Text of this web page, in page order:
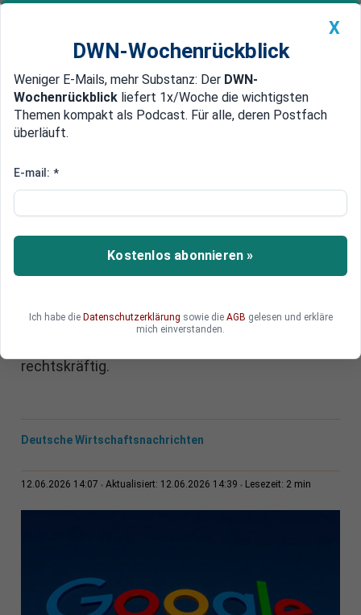
Newsticker MEIN DWN: Geldanlage Premium
Edelmetalle DWN-Magazin China
Urteil in München: Google haftet
Das Landgericht München I hat ein
wegweisendes Urteil für das digitale Zeitalter
gefällt: Der Suchmaschinenkonzern Google kann
werden, die durch seine Künstliche Intelligenz
generiert wurden. Das Urteil gegen die KI-
rechtskräftig.
Deutsche Wirtschaftsnachrichten
12.06.2026 14:07 Aktualisiert: 12.06.2026 14:39 Lesezeit: 2 min
X
DWN-Wochenrückblick
Weniger E-Mails, mehr Substanz: Der DWN-
Wochenrückblick liefert 1x/Woche die wichtigsten
Themen kompakt als Podcast. Für alle, deren Postfach
überläuft.
E-mail: *
Kostenlos abonnieren »
Ich habe die Datenschutzerklärung sowie die AGB gelesen und erkläre
mich einverstanden.